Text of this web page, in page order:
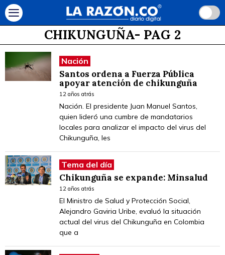
CHIKUNGUÑA- PAG 2
Nación
Santos ordena a Fuerza Pública
apoyar atención de chikunguña
12 años atrás
Nación. El presidente Juan Manuel Santos,
quien lideró una cumbre de mandatarios
locales para analizar el impacto del virus del
Chikunguña, les
Tema del día
Chikunguña se expande: Minsalud
12 años atrás
El Ministro de Salud y Protección Social,
Alejandro Gaviria Uribe, evaluó la situación
actual del virus del Chikunguña en Colombia
que a